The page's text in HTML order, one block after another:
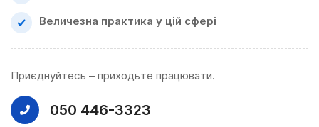
Величезна практика у цій сфері
Приєднуйтесь – приходьте працювати.
050 446-3323